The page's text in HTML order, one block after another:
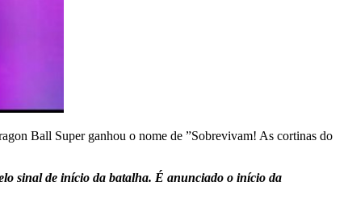
Ball Super ganhou o nome de ”Sobrevivam! As cortinas do
sinal de início da batalha. É anunciado o início da